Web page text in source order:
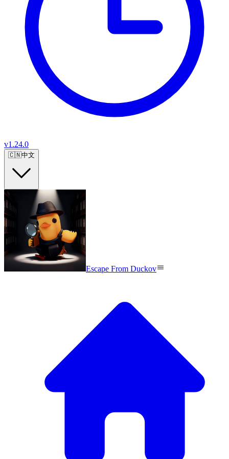
v1.24.0
🇨🇳中文
Escape From Duckov